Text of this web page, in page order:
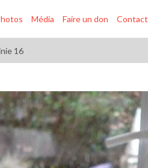
Média Faire un don Contact
16